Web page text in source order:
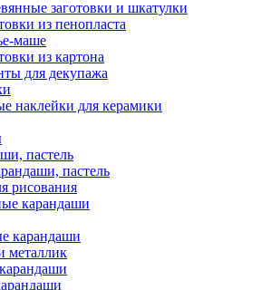
заготовки и шкатулки
из пенопласта
маше
из картона
для декупажа
наклейки для керамики
пастель
пастель
рисования
карандаши
карандаши
металлик